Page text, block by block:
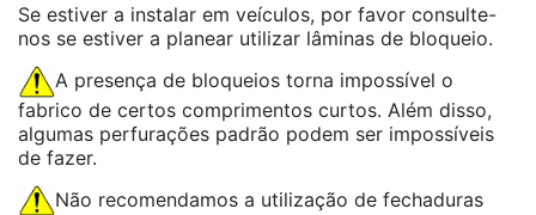
Se estiver a instalar em veículos, por favor consulte-
nos se estiver a planear utilizar lâminas de bloqueio.
A presença de bloqueios torna impossível o
fabrico de certos comprimentos curtos. Além disso,
algumas perfurações padrão podem ser impossíveis
de fazer.
Não recomendamos a utilização de fechaduras